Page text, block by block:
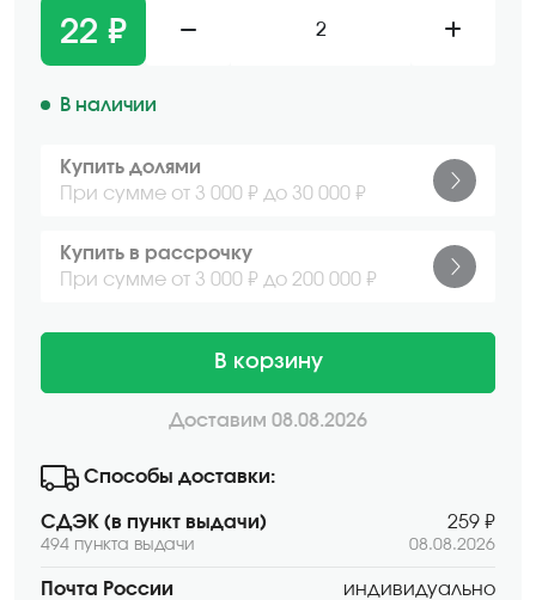
22 ₽ 2
В наличии
Купить долями
При сумме от 3 000 ₽ до 30 000 ₽
Купить в рассрочку
При сумме от 3 000 ₽ до 200 000 ₽
В корзину
Доставим 08.08.2026
Способы доставки:
СДЭК (в пункт выдачи)
494 пункта выдачи
259 ₽
08.08.2026
Почта России индивидуально